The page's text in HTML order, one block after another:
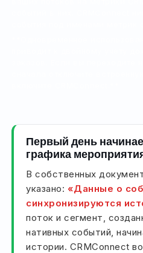
Первый день
графика
В собственных
указано: «Данные о
синхронизируются
поток и сегмент,
нативных событий,
истории. CRMConnect